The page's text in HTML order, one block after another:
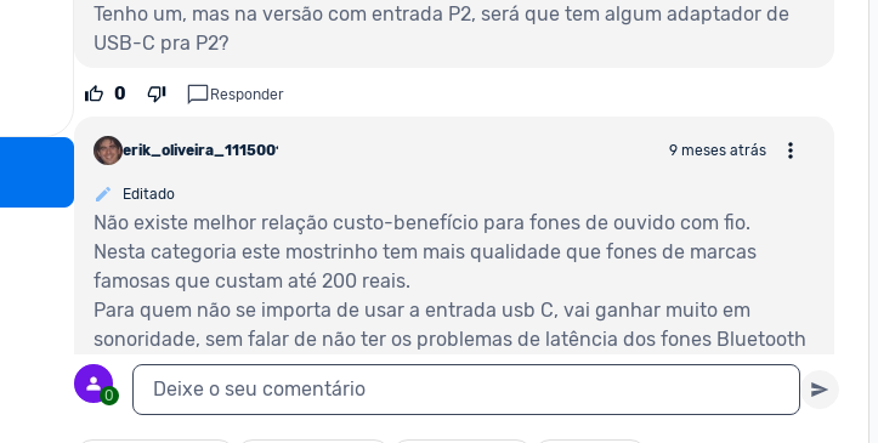
Tenho um, mas na versão com entrada P2, será que tem algum adaptador de
USB-C pra P2?
0 Responder
erik_oliveira_1115001 9 meses atrás
Editado
Não existe melhor relação custo-benefício para fones de ouvido com fio.
Nesta categoria este mostrinho tem mais qualidade que fones de marcas
famosas que custam até 200 reais.
Para quem não se importa de usar a entrada usb C, vai ganhar muito em
sonoridade, sem falar de não ter os problemas de latência dos fones Bluetooth
(é o atraso entre o som ser enviado do dispositivo)
Eu tinha um igual ao que está aqui no anúncio e fiquei muito triste quando
0 Deixe o seu comentário